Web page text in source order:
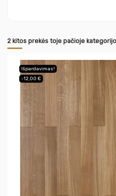
2 kitos prekės toje pačioje
Išpardavimas!
-12,00 €